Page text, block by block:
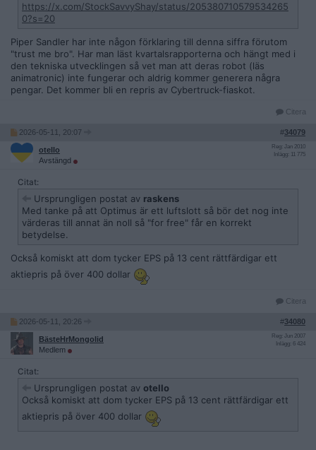
https://x.com/StockSavvyShay/status/205380710579534265
0?s=20
Piper Sandler har inte någon förklaring till denna siffra förutom
"trust me bro". Har man läst kvartalsrapporterna och hängt med i
den tekniska utvecklingen så vet man att deras robot (läs
animatronic) inte fungerar och aldrig kommer generera några
pengar. Det kommer bli en repris av Cybertruck-fiaskot.
Citera
2026-05-11, 20:07 #34079
otello
Avstängd
Reg: Jan 2010
Inlägg: 11 775
Citat:
Ursprungligen postat av raskens
Med tanke på att Optimus är ett luftslott så bör det nog inte
värderas till annat än noll så "for free" får en korrekt
betydelse.
Också komiskt att dom tycker EPS på 13 cent rättfärdigar ett
aktiepris på över 400 dollar
Citera
2026-05-11, 20:26 #34080
BästeHrMongolid
Medlem
Reg: Jun 2007
Inlägg: 6 424
Citat:
Ursprungligen postat av otello
Också komiskt att dom tycker EPS på 13 cent rättfärdigar ett
aktiepris på över 400 dollar